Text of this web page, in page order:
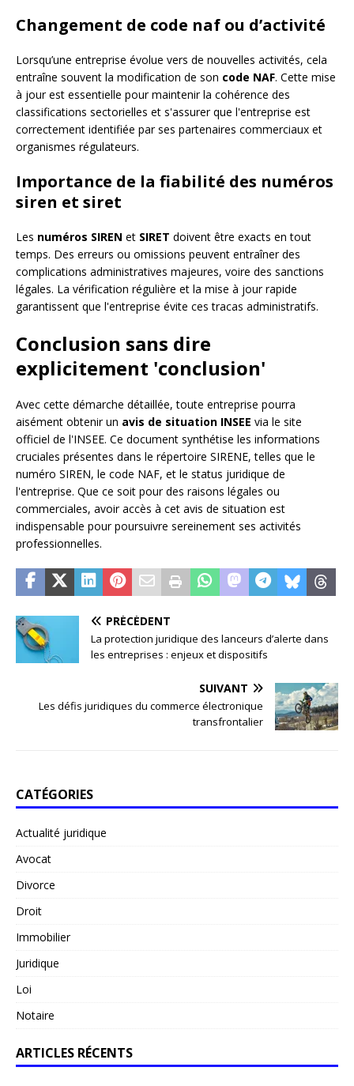
Changement de code naf ou d’activité
Lorsqu’une entreprise évolue vers de nouvelles activités, cela
entraîne souvent la modification de son code NAF. Cette mise
à jour est essentielle pour maintenir la cohérence des
classifications sectorielles et s'assurer que l'entreprise est
correctement identifiée par ses partenaires commerciaux et
organismes régulateurs.
Importance de la fiabilité des numéros
siren et siret
Les numéros SIREN et SIRET doivent être exacts en tout
temps. Des erreurs ou omissions peuvent entraîner des
complications administratives majeures, voire des sanctions
légales. La vérification régulière et la mise à jour rapide
garantissent que l'entreprise évite ces tracas administratifs.
Conclusion sans dire
explicitement 'conclusion'
Avec cette démarche détaillée, toute entreprise pourra
aisément obtenir un avis de situation INSEE via le site
officiel de l'INSEE. Ce document synthétise les informations
cruciales présentes dans le répertoire SIRENE, telles que le
numéro SIREN, le code NAF, et le status juridique de
l'entreprise. Que ce soit pour des raisons légales ou
commerciales, avoir accès à cet avis de situation est
indispensable pour poursuivre sereinement ses activités
professionnelles.
PRÉCÉDENT
La protection juridique des lanceurs d’alerte dans
les entreprises : enjeux et dispositifs
SUIVANT
Les défis juridiques du commerce électronique
transfrontalier
CATÉGORIES
Actualité juridique
Avocat
Divorce
Droit
Immobilier
Juridique
Loi
Notaire
ARTICLES RÉCENTS